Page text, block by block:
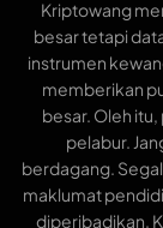
Kriptowang
besar tetapi
instrumen
memberikan
besar. Oleh
pelabur.
berdagang.
maklumat
diperibadikan.